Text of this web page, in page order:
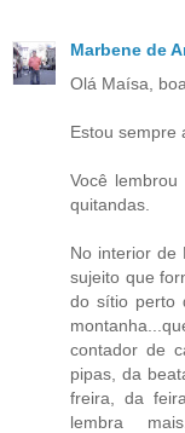
Marbene de
Olá Maísa,
Estou sempre
Você
quitandas.
No interior de
sujeito que
do sítio perto
contador de
pipas, da
freira, da
lembra